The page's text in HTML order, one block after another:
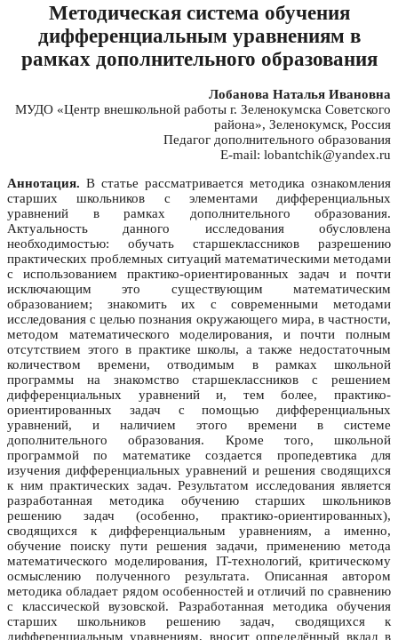
Методическая система обучения
дифференциальным уравнениям в
рамках дополнительного образования
Лобанова Наталья Ивановна
МУДО «Центр внешкольной работы г. Зеленокумска Советского
района», Зеленокумск, Россия
Педагог дополнительного образования
E-mail: lobantchik@yandex.ru
Аннотация. В статье рассматривается методика ознакомления
старших школьников с элементами дифференциальных
уравнений в рамках дополнительного образования.
Актуальность данного исследования обусловлена
необходимостью: обучать старшеклассников разрешению
практических проблемных ситуаций математическими методами
с использованием практико-ориентированных задач и почти
исключающим это существующим математическим
образованием; знакомить их с современными методами
исследования с целью познания окружающего мира, в частности,
методом математического моделирования, и почти полным
отсутствием этого в практике школы, а также недостаточным
количеством времени, отводимым в рамках школьной
программы на знакомство старшеклассников с решением
дифференциальных уравнений и, тем более, практико-
ориентированных задач с помощью дифференциальных
уравнений, и наличием этого времени в системе
дополнительного образования. Кроме того, школьной
программой по математике создается пропедевтика для
изучения дифференциальных уравнений и решения сводящихся
к ним практических задач. Результатом исследования является
разработанная методика обучению старших школьников
решению задач (особенно, практико-ориентированных),
сводящихся к дифференциальным уравнениям, а именно,
обучение поиску пути решения задачи, применению метода
математического моделирования, IT-технологий, критическому
осмыслению полученного результата. Описанная автором
методика обладает рядом особенностей и отличий по сравнению
с классической вузовской. Разработанная методика обучения
старших школьников решению задач, сводящихся к
дифференциальным уравнениям, вносит определённый вклад в